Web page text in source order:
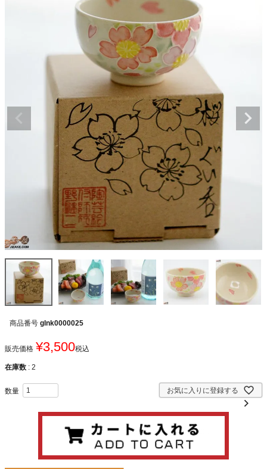
商品番号 glnk0000025
販売価格 ¥3,500税込
在庫数 2
お気に入りに登録する